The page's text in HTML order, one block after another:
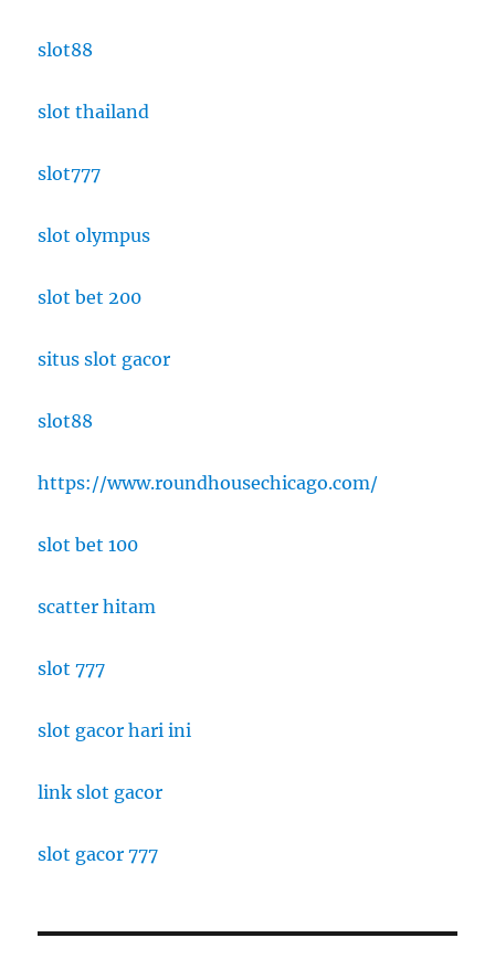
slot88
slot thailand
slot777
slot olympus
slot bet 200
situs slot gacor
slot88
https://www.roundhousechicago.com/
slot bet 100
scatter hitam
slot 777
slot gacor hari ini
link slot gacor
slot gacor 777